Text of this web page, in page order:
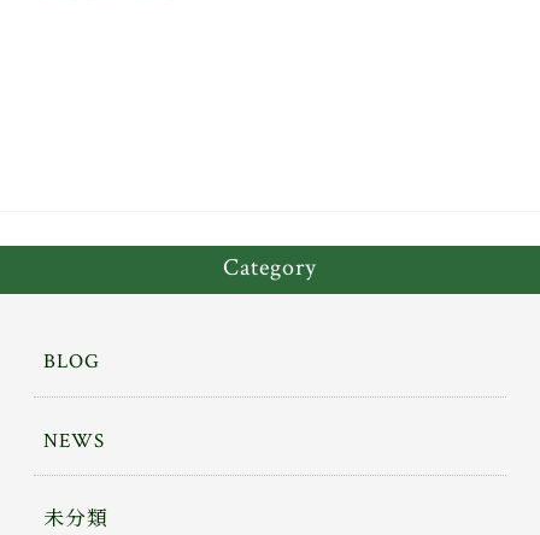
Category
BLOG
NEWS
未分類